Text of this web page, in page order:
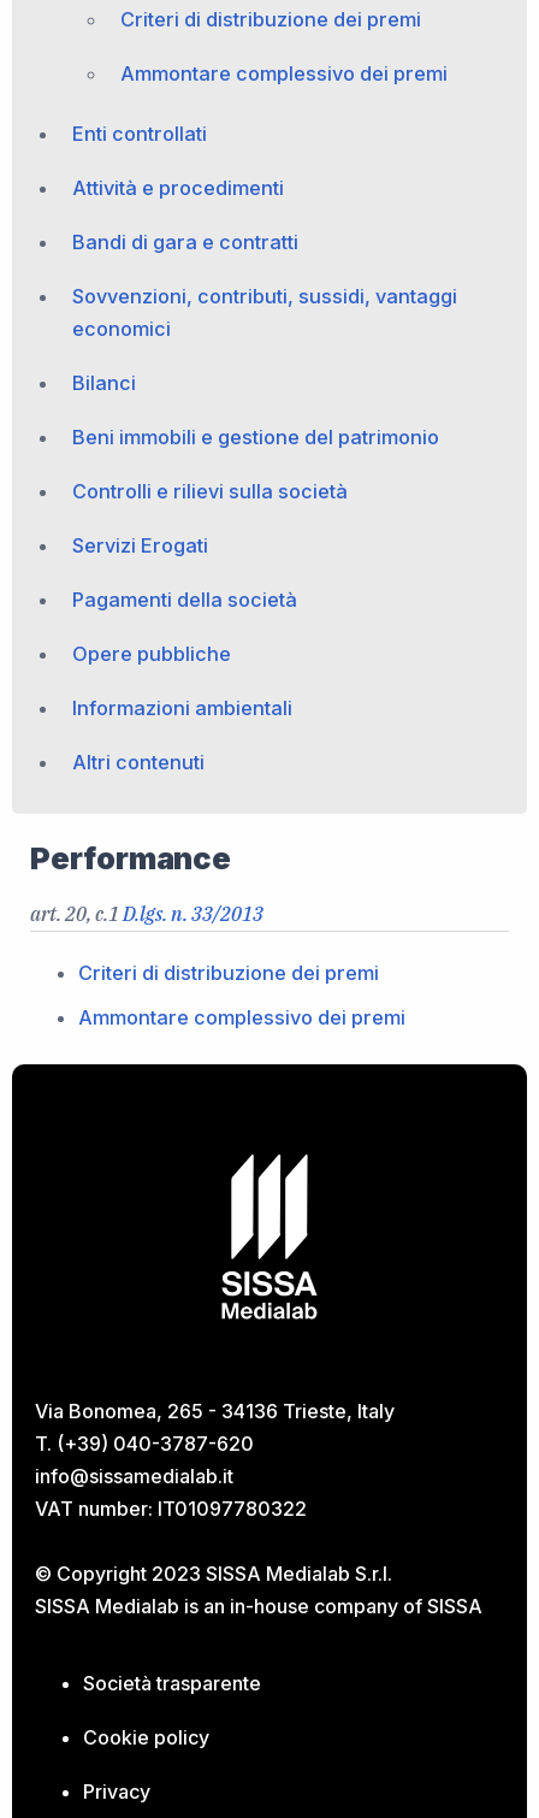
Criteri di distribuzione dei premi
Ammontare complessivo dei premi
Enti controllati
Attività e procedimenti
Bandi di gara e contratti
Sovvenzioni, contributi, sussidi, vantaggi
economici
Bilanci
Beni immobili e gestione del patrimonio
Controlli e rilievi sulla società
Servizi Erogati
Pagamenti della società
Opere pubbliche
Informazioni ambientali
Altri contenuti
Performance
art. 20, c.1 D.lgs. n. 33/2013
Criteri di distribuzione dei premi
Ammontare complessivo dei premi
Via Bonomea, 265 - 34136 Trieste, Italy
T. (+39) 040-3787-620
info@sissamedialab.it
VAT number: IT01097780322
© Copyright 2023 SISSA Medialab S.r.l.
SISSA Medialab is an in-house company ofSISSA
Società trasparente
Cookie policy
Privacy